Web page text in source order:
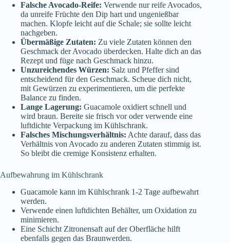
Falsche Avocado-Reife: Verwende nur reife Avocados,
da unreife Früchte den Dip hart und ungenießbar
machen. Klopfe leicht auf die Schale; sie sollte leicht
nachgeben.
Übermäßige Zutaten: Zu viele Zutaten können den
Geschmack der Avocado überdecken. Halte dich an das
Rezept und füge nach Geschmack hinzu.
Unzureichendes Würzen: Salz und Pfeffer sind
entscheidend für den Geschmack. Scheue dich nicht,
mit Gewürzen zu experimentieren, um die perfekte
Balance zu finden.
Lange Lagerung: Guacamole oxidiert schnell und
wird braun. Bereite sie frisch vor oder verwende eine
luftdichte Verpackung im Kühlschrank.
Falsches Mischungsverhältnis: Achte darauf, dass das
Verhältnis von Avocado zu anderen Zutaten stimmig ist.
So bleibt die cremige Konsistenz erhalten.
Aufbewahrung im Kühlschrank
Guacamole kann im Kühlschrank 1-2 Tage aufbewahrt
werden.
Verwende einen luftdichten Behälter, um Oxidation zu
minimieren.
Eine Schicht Zitronensaft auf der Oberfläche hilft
ebenfalls gegen das Braunwerden.